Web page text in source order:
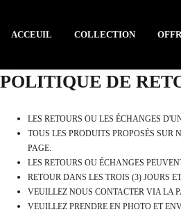
ACCEUIL COLLECTION
POLITIQUE DE
LES RETOURS OU LES ÉCHANGES
TOUS LES PRODUITS PROPOSÉS
PAGE.
LES RETOURS OU ÉCHANGES
RETOUR DANS LES TROIS (3) JOURS
VEUILLEZ NOUS CONTACTER VIA LA
VEUILLEZ PRENDRE EN PHOTO ET